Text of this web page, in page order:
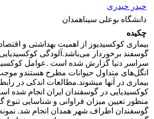
حیدر حیدری
دانشگاه بوعلی سیناهمدان
چکیده
بیماری کوکسیدیوز از اهمیت بهداشتی و
گوسفند برخوردار می‌باشد.آلودگی
سراسر دنیا گزارش شده است .عوامل
انگل‌های متداول حیوانات مطرح هستندو
بیماری در آنها میشوند.مطالعات اندکی در
کوکسیدیایی در گوسفندان ایران انجام شده
منظور تعیین میزان فراوانی و شناسایی تنوع